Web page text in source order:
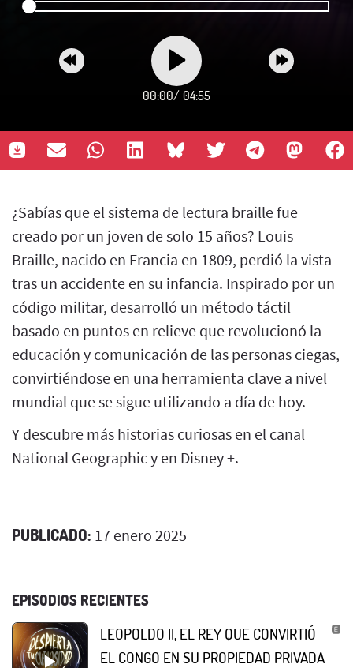
00:00/ 04:55
¿Sabías que el sistema de lectura braille fue
creado por un joven de solo 15 años? Louis
Braille, nacido en Francia en 1809, perdió la vista
tras un accidente en su infancia. Inspirado por un
código militar, desarrolló un método táctil
basado en puntos en relieve que revolucionó la
educación y comunicación de las personas ciegas,
convirtiéndose en una herramienta clave a nivel
mundial que se sigue utilizando a día de hoy.
Y descubre más historias curiosas en el canal
National Geographic y en Disney +.
PUBLICADO: 17 enero 2025
EPISODIOS RECIENTES
LEOPOLDO II, EL REY QUE CONVIRTIÓ
EL CONGO EN SU PROPIEDAD PRIVADA